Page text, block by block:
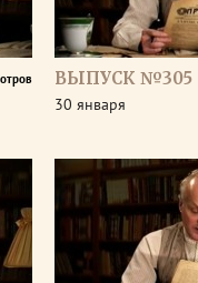
ВЫПУСК №305
30 января